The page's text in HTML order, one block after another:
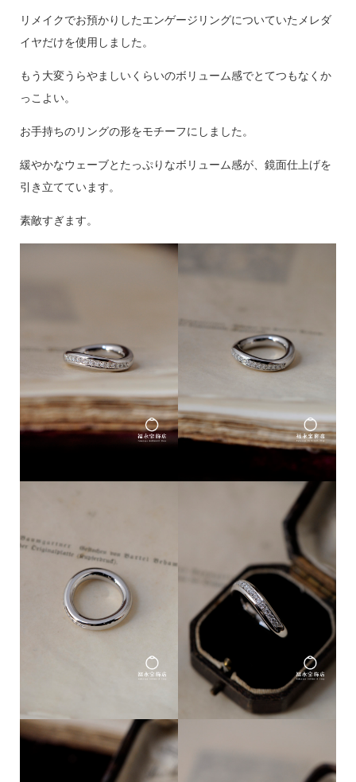
リメイクでお預かりしたエンゲージリングについていたメレダ
イヤだけを使用しました。
もう大変うらやましいくらいのボリューム感でとてつもなくか
っこよい。
お手持ちのリングの形をモチーフにしました。
緩やかなウェーブとたっぷりなボリューム感が、鏡面仕上げを
引き立てています。
素敵すぎます。